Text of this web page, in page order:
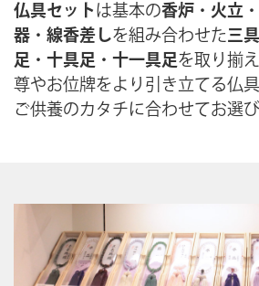
仏具セット は基本の香炉 ・ 火立 ・
器 ・ 線香差しを組み合わせた 三
足 ・ 十具足 ・ 十一具足を取り揃
尊やお位牌をより引き立てる仏
ご供養のカタチに合わせてお選び